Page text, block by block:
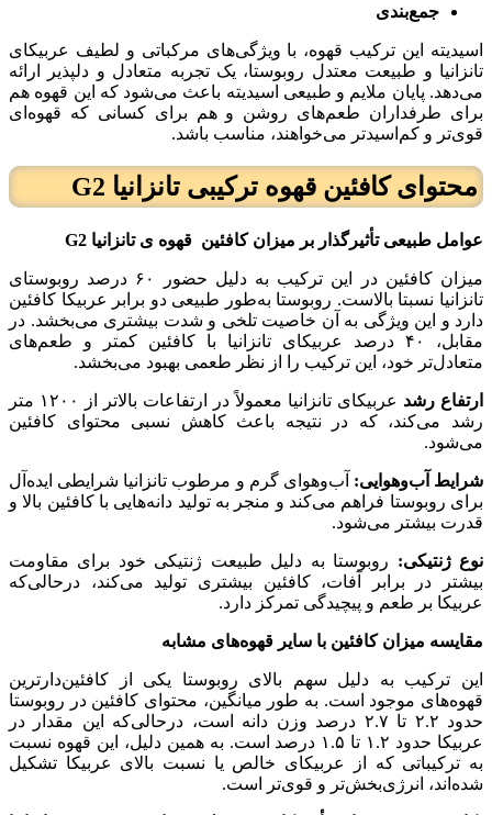
جمع‌بندی
اسیدیته این ترکیب قهوه، با ویژگی‌های مرکباتی و لطیف عربیکای
تانزانیا و طبیعت معتدل روبوستا، یک تجربه متعادل و دلپذیر ارائه
می‌دهد. پایان ملایم و طبیعی اسیدیته باعث می‌شود که این قهوه هم
برای طرفداران طعم‌های روشن و هم برای کسانی که قهوه‌ای
قوی‌تر و کم‌اسیدتر می‌خواهند، مناسب باشد.
محتوای کافئین قهوه ترکیبی تانزانیا G2
عوامل طبیعی تأثیرگذار بر میزان کافئین قهوه ی تانزانیا G2
میزان کافئین در این ترکیب به دلیل حضور ۶۰ درصد روبوستای
تانزانیا نسبتا بالاست. روبوستا به‌طور طبیعی دو برابر عربیکا کافئین
دارد و این ویژگی به آن خاصیت تلخی و شدت بیشتری می‌بخشد. در
مقابل، ۴۰ درصد عربیکای تانزانیا با کافئین کمتر و طعم‌های
متعادل‌تر خود، این ترکیب را از نظر طعمی بهبود می‌بخشد.
ارتفاع رشد
عربیکای تانزانیا معمولاً در ارتفاعات بالاتر از ۱۲۰۰ متر
رشد می‌کند، که در نتیجه باعث کاهش نسبی محتوای کافئین
می‌شود.
شرایط آب‌وهوایی: آب‌وهوای گرم و مرطوب تانزانیا شرایطی ایده‌آل
برای روبوستا فراهم می‌کند و منجر به تولید دانه‌هایی با کافئین بالا و
قدرت بیشتر می‌شود.
نوع ژنتیکی: روبوستا به دلیل طبیعت ژنتیکی خود برای مقاومت
بیشتر در برابر آفات، کافئین بیشتری تولید می‌کند، درحالی‌که
عربیکا بر طعم و پیچیدگی تمرکز دارد.
مقایسه میزان کافئین با سایر قهوه‌های مشابه
این ترکیب به دلیل سهم بالای روبوستا یکی از کافئین‌دارترین
قهوه‌های موجود است. به طور میانگین، محتوای کافئین در روبوستا
حدود ۲.۲ تا ۲.۷ درصد وزن دانه است، درحالی‌که این مقدار در
عربیکا حدود ۱.۲ تا ۱.۵ درصد است. به همین دلیل، این قهوه نسبت
به ترکیباتی که از عربیکای خالص یا نسبت بالای عربیکا تشکیل
شده‌اند، انرژی‌بخش‌تر و قوی‌تر است.